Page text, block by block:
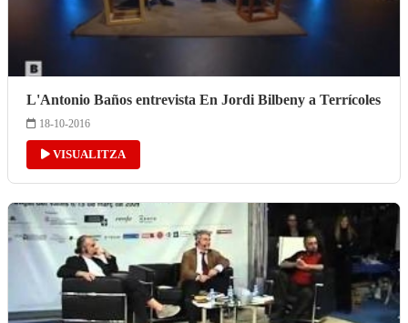
L'Antonio Baños entrevista En Jordi Bilbeny a Terrícoles
18-10-2016
VISUALITZA